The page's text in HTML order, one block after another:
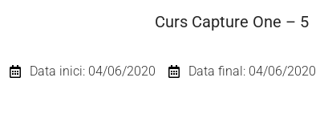
Curs Capture One – 5
Data inici: 04/06/2020 Data final: 04/06/2020